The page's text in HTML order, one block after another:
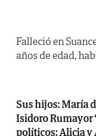
Falleció en
años de edad,
Sus hijos: María
Isidoro Rumayor
políticos: Alicia y